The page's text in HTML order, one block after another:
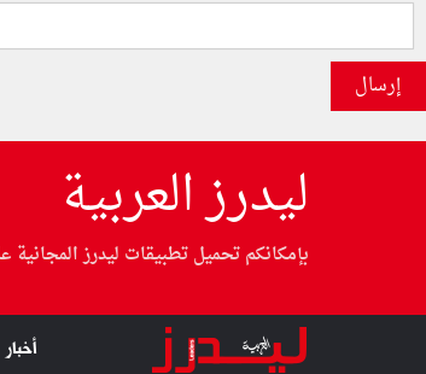
إرسال
ليدرز العربية
بإمكانكم تحميل تطبيقات ليدرز
أخبار